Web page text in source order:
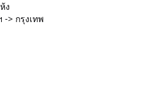
ง
-> กรุงเทพ